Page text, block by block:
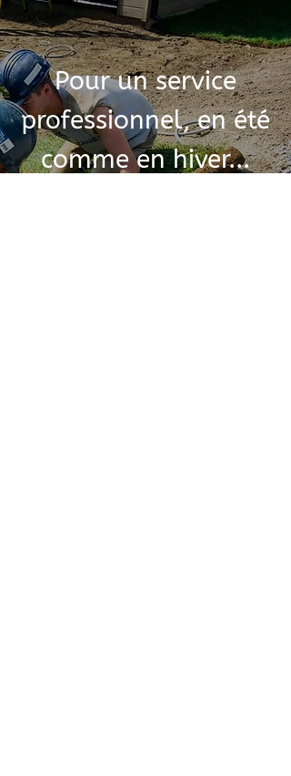
Pour un service
professionnel, en été
comme en hiver...